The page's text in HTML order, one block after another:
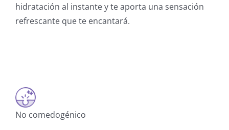
hidratación al instante y te aporta una sensación
refrescante que te encantará.
No comedogénico